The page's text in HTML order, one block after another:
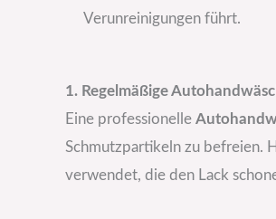
Verunreinigungen führt.
1. Regelmäßige
Eine professionelle
Schmutzpartikeln zu befreien.
verwendet, die den Lack